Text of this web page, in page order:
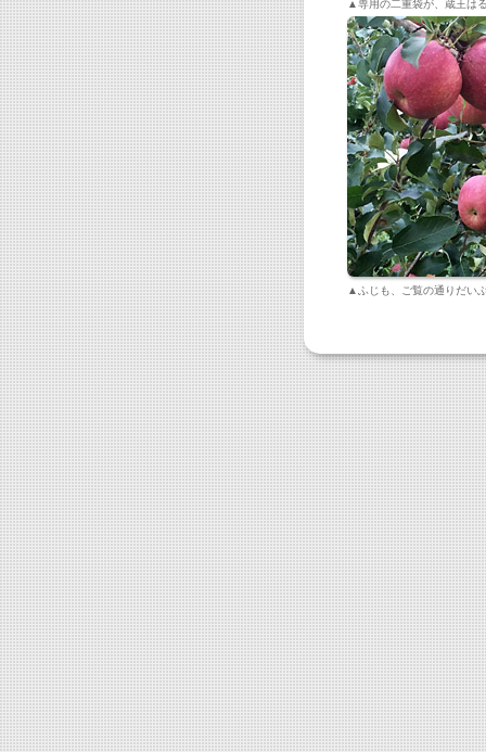
▲専用の二重袋が、蔵王は
▲ふじも、ご覧の通りだい